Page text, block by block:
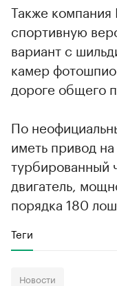
Также компания
спортивную
вариант с
камер
дороге общего
По
иметь привод
турбированный
двигатель,
порядка 180
Теги
Новости